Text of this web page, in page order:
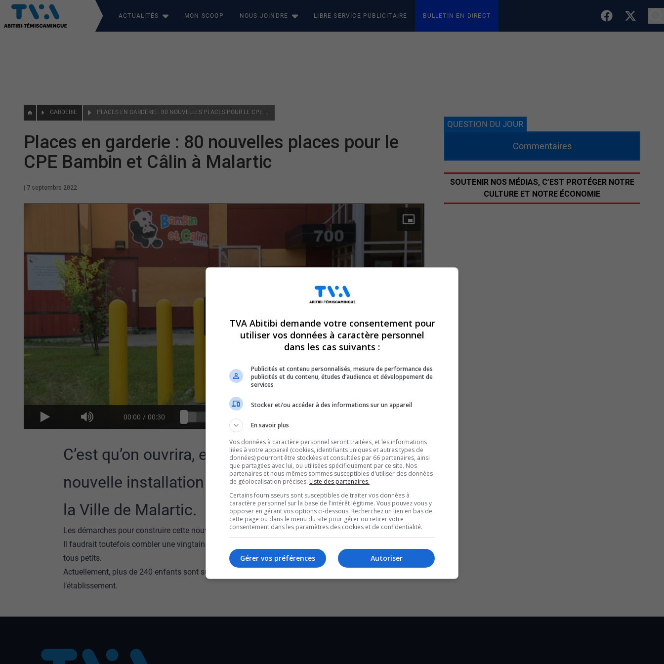
ACTUALITÉS MON SCOOP NOUS JOINDRE LIBRE-SERVICE PUBLICITAIRE BULLETIN EN DIRECT
GARDERIE PLACES EN GARDERIE : 80 NOUVELLES PLACES POUR LE CPE BAMBIN ET CÂLIN À MALARTIC
Places en garderie : 80 nouvelles places pour le
CPE Bambin et Câlin à Malartic
7 septembre 2022
00:00 / 00:30
C’est qu’on ouvrira, en septembre 2024, une
nouvelle installation sur un terrain offert par
la Ville de Malartic.
Les démarches pour construire cette nouvelle installation sont d’ailleurs entamées.
Il faudrait toutefois combler une vingtaine de postes pour réussir à offrir le service aux
tous petits.
Actuellement, plus de 240 enfants sont sur une liste d’attente pour obtenir une place dans
l’établissement.
QUESTION DU JOUR
Commentaires
SOUTENIR NOS MÉDIAS, C’EST PROTÉGER NOTRE
CULTURE ET NOTRE ÉCONOMIE
TVA Abitibi demande votre consentement pour
utiliser vos données à caractère personnel
dans les cas suivants :
Publicités et contenu personnalisés, mesure de performance des
publicités et du contenu, études d’audience et développement de
services
Stocker et/ou accéder à des informations sur un appareil
En savoir plus
Vos données à caractère personnel seront traitées, et les informations
liées à votre appareil (cookies, identifiants uniques et autres types de
données) pourront être stockées et consultées par 66 partenaires, ainsi
que partagées avec lui, ou utilisées spécifiquement par ce site. Nos
partenaires et nous-mêmes sommes susceptibles d'utiliser des données
de géolocalisation précises. Liste des partenaires.
Certains fournisseurs sont susceptibles de traiter vos données à
caractère personnel sur la base de l'intérêt légitime. Vous pouvez vous y
opposer en gérant vos options ci-dessous. Recherchez un lien en bas de
cette page ou dans le menu du site pour gérer ou retirer votre
consentement dans les paramètres des cookies et de confidentialité.
Autoriser
Gérer vos préférences